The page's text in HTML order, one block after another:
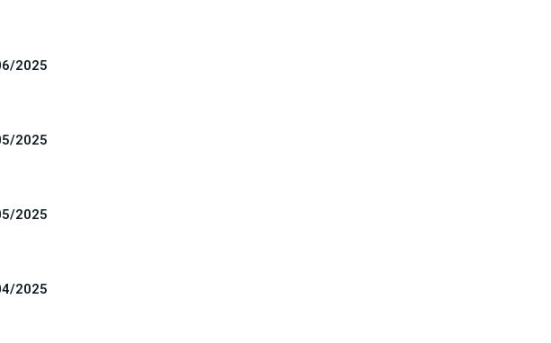
2025
2025
2025
2025